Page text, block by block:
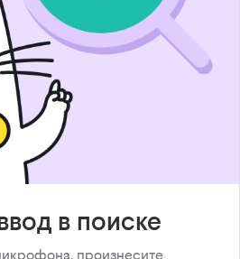
в поиске
произнесите